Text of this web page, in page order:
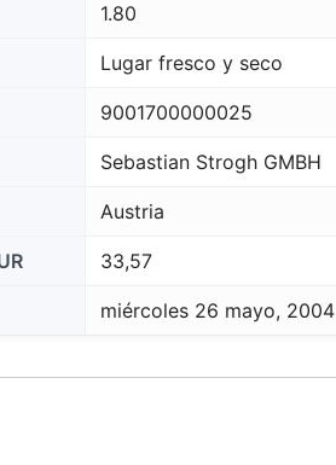
1.80
Lugar fresco y seco
9001700000025
Sebastian Strogh GMBH
Austria
33,57
miércoles 26 mayo, 2004